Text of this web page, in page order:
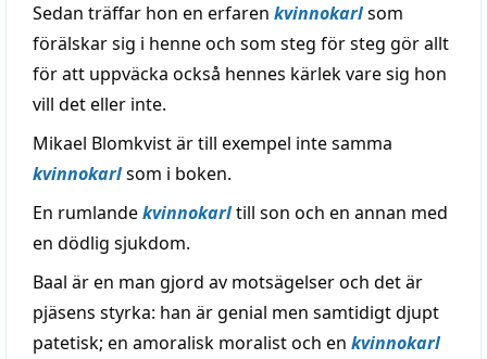
Sedan träffar hon en erfaren kvinnokarlsom
förälskar sig i henne och som steg för steg gör allt
för att uppväcka också hennes kärlek vare sig hon
vill det eller inte.
Mikael Blomkvist är till exempel inte samma
kvinnokarlsom i boken.
En rumlandekvinnokarltill son och en annan med
en dödlig sjukdom.
Baal är en man gjord av motsägelser och det är
pjäsens styrka: han är genial men samtidigt djupt
patetisk; en amoralisk moralist och en kvinnokarl